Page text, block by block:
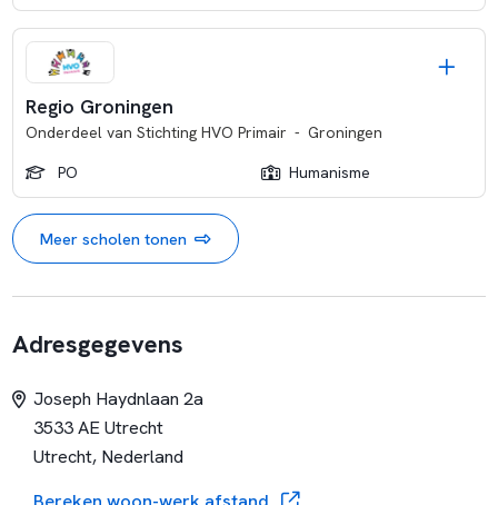
Regio Groningen
Onderdeel van Stichting HVO Primair - Groningen
PO
Humanisme
Meer scholen tonen
Adresgegevens
Joseph Haydnlaan 2a
3533 AE Utrecht
Utrecht, Nederland